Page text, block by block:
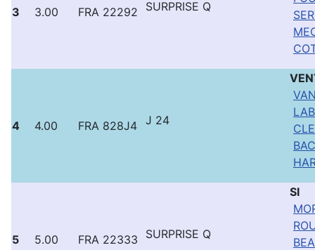
3 3.00 FRA 22292 SURPRISE Q
4 4.00 FRA 828J4 J 24
5 5.00 FRA 22333 SURPRISE Q
SI